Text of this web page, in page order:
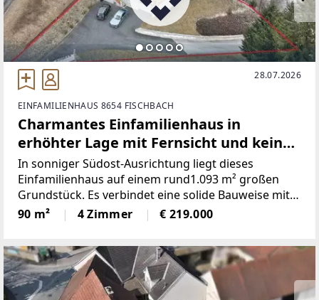
28.07.2026
EINFAMILIENHAUS 8654 FISCHBACH
Charmantes Einfamilienhaus in
erhöhter Lage mit Fernsicht und keinen
direkten Nachbarn!
In sonniger Südost-Ausrichtung liegt dieses
Einfamilienhaus auf einem rund1.093 m² großen
Grundstück. Es verbindet eine solide Bauweise mit
einerpraktischen Raumaufteilung und bietet
zusätzlich interessantesAusbaupotenzial. Die ruhige
90 m² 4 Zimmer € 219.000